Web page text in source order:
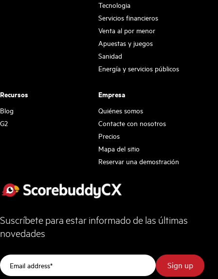
Tecnologia
Servicios financieros
Venta al por menor
Apuestas y juegos
Sanidad
Energía y servicios públicos
Recursos
Blog
G2
Empresa
Quiénes somos
Contacte con nosotros
Precios
Mapa del sitio
Reservar una demostración
Suscríbete para estar informado de las últimas
novedades